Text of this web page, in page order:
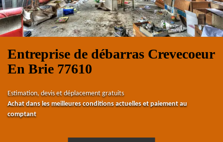
Entreprise de débarras Crevecoeur
En Brie 77610
Estimation, devis et déplacement gratuits
Achat dans les meilleures conditions actuelles et paiement au
comptant